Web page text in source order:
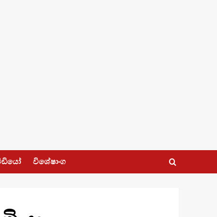
විශේෂාංග